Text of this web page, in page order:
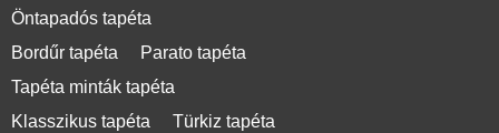
Öntapadós tapéta
Bordűr tapéta
Parato tapéta
Tapéta minták tapéta
Klasszikus tapéta
Türkiz tapéta